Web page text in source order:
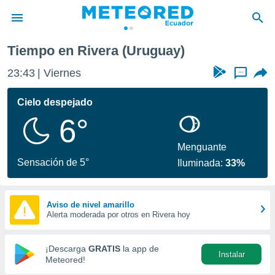
de
ha
calidad.
a este
las
y
forma
digital
basada
Tiempo en Rivera (Uruguay)
23:43 Viernes ...
Cielo despejado
6°
Sensación de 5°
Menguante
Iluminada:33%
Aviso de nivel amarillo
Alerta moderada por otros en Rivera hoy
¡Descarga GRATIS la app de
Meteored!
Instalar